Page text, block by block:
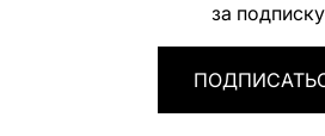
за подписку